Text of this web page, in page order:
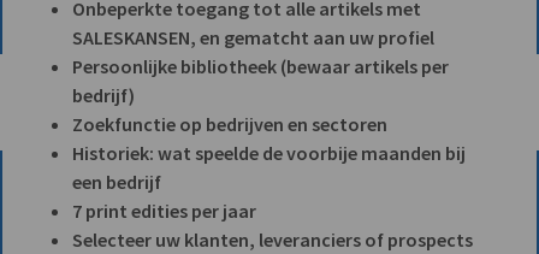
Onbeperkte toegang tot alle artikels met
SALESKANSEN, en gematcht aan uw profiel
Persoonlijke bibliotheek (bewaar artikels per
bedrijf)
Zoekfunctie op bedrijven en sectoren
Historiek: wat speelde de voorbije maanden bij
een bedrijf
7 print edities per jaar
Selecteer uw klanten, leveranciers of prospects